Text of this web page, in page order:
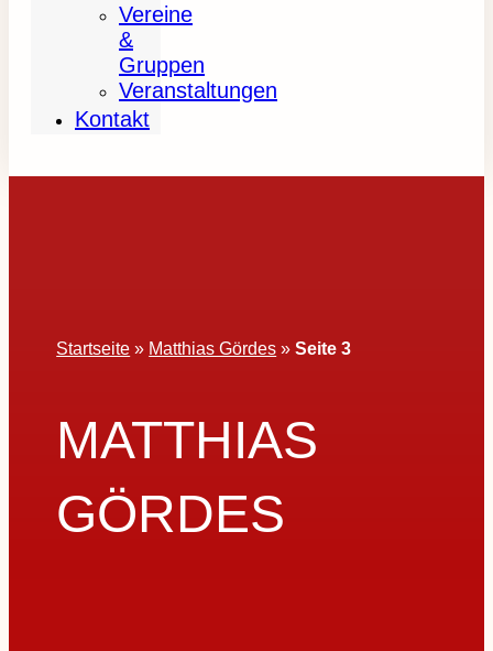
Vereine
&
Gruppen
Veranstaltungen
Kontakt
Startseite » Matthias Gördes »Seite 3
MATTHIAS
GÖRDES